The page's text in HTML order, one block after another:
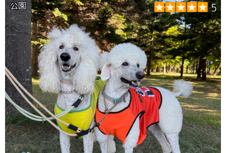
公園 5